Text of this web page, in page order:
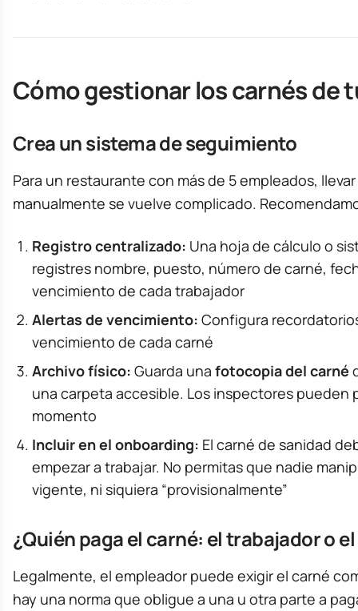
Cómo gestionar los carnés de
Crea un sistema de seguimiento
Para un restaurante con más de 5 empleados,
manualmente se vuelve complicado.
Registro centralizado: Una hoja de cálculo o
registres nombre, puesto, número de carné,
vencimiento de cada trabajador
Alertas de vencimiento: Configura
vencimiento de cada carné
Archivo físico: Guarda una fotocopia del carné
una carpeta accesible. Los inspectores pueden
momento
Incluir en el onboarding: El carné de sanidad
empezar a trabajar. No permitas que nadie
vigente, ni siquiera “provisionalmente”
¿Quién paga el carné: el trabajador o
Legalmente, el empleador puede exigir el carné
hay una norma que obligue a una u otra parte a